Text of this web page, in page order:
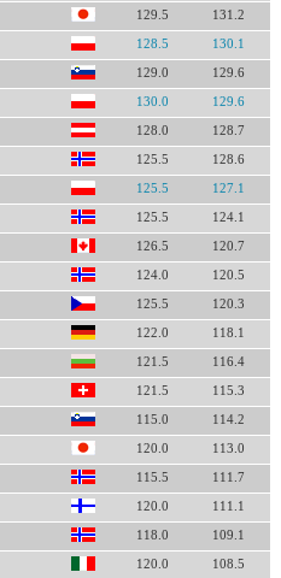
129.5 131.2
128.5 130.1
129.0 129.6
130.0 129.6
128.0 128.7
125.5 128.6
125.5 127.1
125.5 124.1
126.5 120.7
124.0 120.5
125.5 120.3
122.0 118.1
121.5 116.4
121.5 115.3
115.0 114.2
120.0 113.0
115.5 111.7
120.0 111.1
118.0 109.1
120.0 108.5